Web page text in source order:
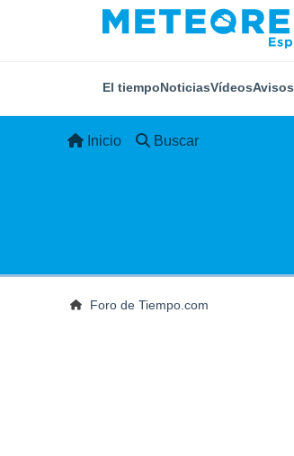
El tiempoNoticiasVídeosAvisos
Inicio Buscar
Foro de Tiempo.com